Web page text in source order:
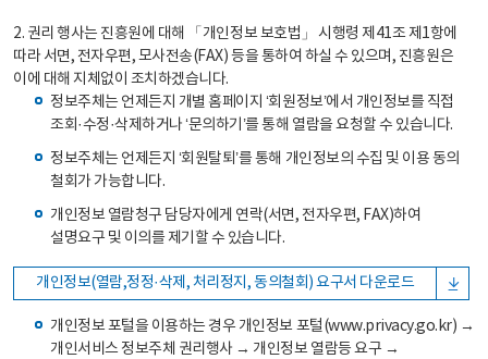
2. 권리 행사는 진흥원에 대해 「개인정보 보호법」 시행령 제41조 제1항에
따라 서면, 전자우편, 모사전송(FAX) 등을 통하여 하실 수 있으며, 진흥원은
이에 대해 지체없이 조치하겠습니다.
정보주체는 언제든지 개별 홈페이지 ‘회원정보’에서 개인정보를 직접
조회·수정·삭제하거나 ‘문의하기’를 통해 열람을 요청할 수 있습니다.
정보주체는 언제든지 ‘회원탈퇴’를 통해 개인정보의 수집 및 이용 동의
철회가 가능합니다.
개인정보 열람청구 담당자에게 연락(서면, 전자우편, FAX)하여
설명요구 및 이의를 제기할 수 있습니다.
개인정보(열람,정정·삭제, 처리정지, 동의철회) 요구서 다운로드
개인정보 포털을 이용하는 경우 개인정보 포털(www.privacy.go.kr) →
개인서비스 정보주체 권리행사 → 개인정보 열람등 요구 →